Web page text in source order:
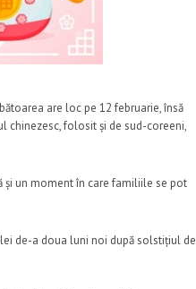
are loc pe 12 februarie, însă
chinezesc, folosit și de sud-coreeni,
și un moment în care familiile se pot
de-a doua luni noi după solstițiul de